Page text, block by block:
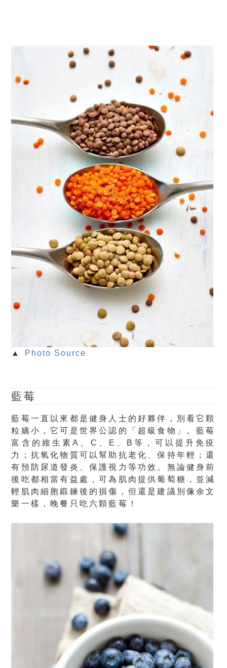
▲ Photo Source
藍莓
藍莓一直以來都是健身人士的好夥伴，別看它顆
粒嬌小，它可是世界公認的「超級食物」。藍莓
富含的維生素A、C、E、B等，可以提升免疫
力；抗氧化物質可以幫助抗老化、保持年輕；還
有預防尿道發炎、保護視力等功效。無論健身前
後吃都相當有益處，可為肌肉提供葡萄糖，並減
輕肌肉細胞鍛鍊後的損傷，但還是建議別像余文
樂一樣，晚餐只吃六顆藍莓！